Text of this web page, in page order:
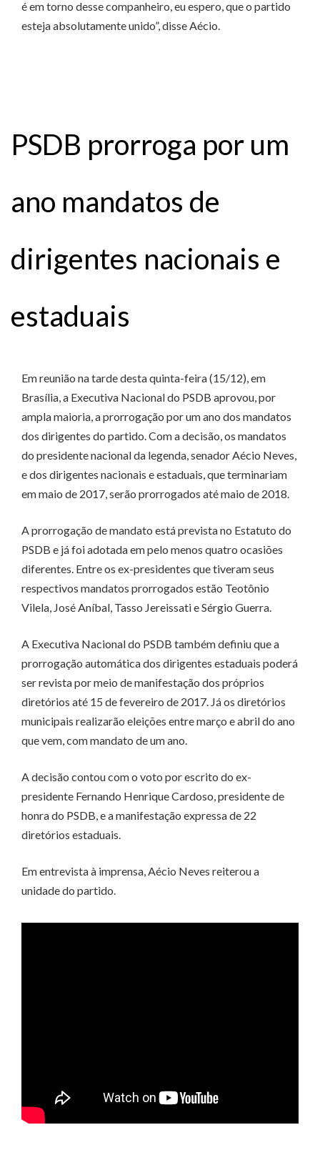
é em torno desse companheiro, eu espero, que o partido
esteja absolutamente unido”, disse Aécio.
PSDB prorroga por um
ano mandatos de
dirigentes nacionais e
estaduais
Em reunião na tarde desta quinta-feira (15/12), em
Brasília, a Executiva Nacional do PSDB aprovou, por
ampla maioria, a prorrogação por um ano dos mandatos
dos dirigentes do partido. Com a decisão, os mandatos
do presidente nacional da legenda, senador Aécio Neves,
e dos dirigentes nacionais e estaduais, que terminariam
em maio de 2017, serão prorrogados até maio de 2018.
A prorrogação de mandato está prevista no Estatuto do
PSDB e já foi adotada em pelo menos quatro ocasiões
diferentes. Entre os ex-presidentes que tiveram seus
respectivos mandatos prorrogados estão Teotônio
Vilela, José Aníbal, Tasso Jereissati e Sérgio Guerra.
A Executiva Nacional do PSDB também definiu que a
prorrogação automática dos dirigentes estaduais poderá
ser revista por meio de manifestação dos próprios
diretórios até 15 de fevereiro de 2017. Já os diretórios
municipais realizarão eleições entre março e abril do ano
que vem, com mandato de um ano.
A decisão contou com o voto por escrito do ex-
presidente Fernando Henrique Cardoso, presidente de
honra do PSDB, e a manifestação expressa de 22
diretórios estaduais.
Em entrevista à imprensa, Aécio Neves reiterou a
unidade do partido.